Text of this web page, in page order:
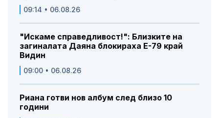
09:14 • 06.08.26
"Искаме справедливост!": Близките на
загиналата Даяна блокираха Е-79 край
Видин
09:00 • 06.08.26
Риана готви нов албум след близо 10
години